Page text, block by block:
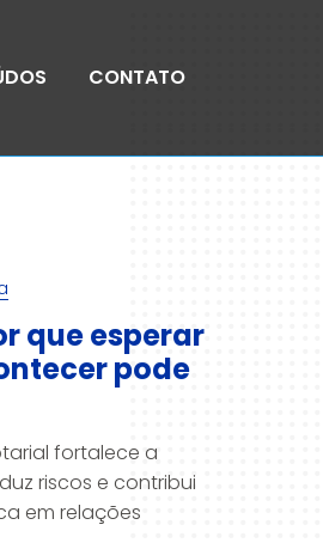
CONTATO
que esperar
pode
fortalece a
riscos e contribui
em relações